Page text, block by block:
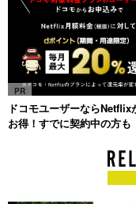
PR
ドコモユーザーならNetflix
お得！すでに契約中の方も